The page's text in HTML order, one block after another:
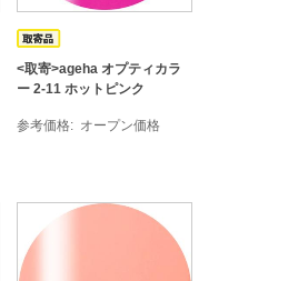
<取寄>ageha オプティカラ
ー 2-11 ホットピンク
参考価格 オープン価格